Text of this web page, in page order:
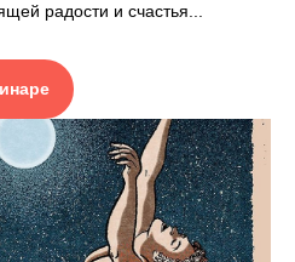
радости и счастья...